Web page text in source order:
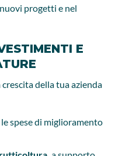
progetti e nel
E
della tua azienda
spese di miglioramento